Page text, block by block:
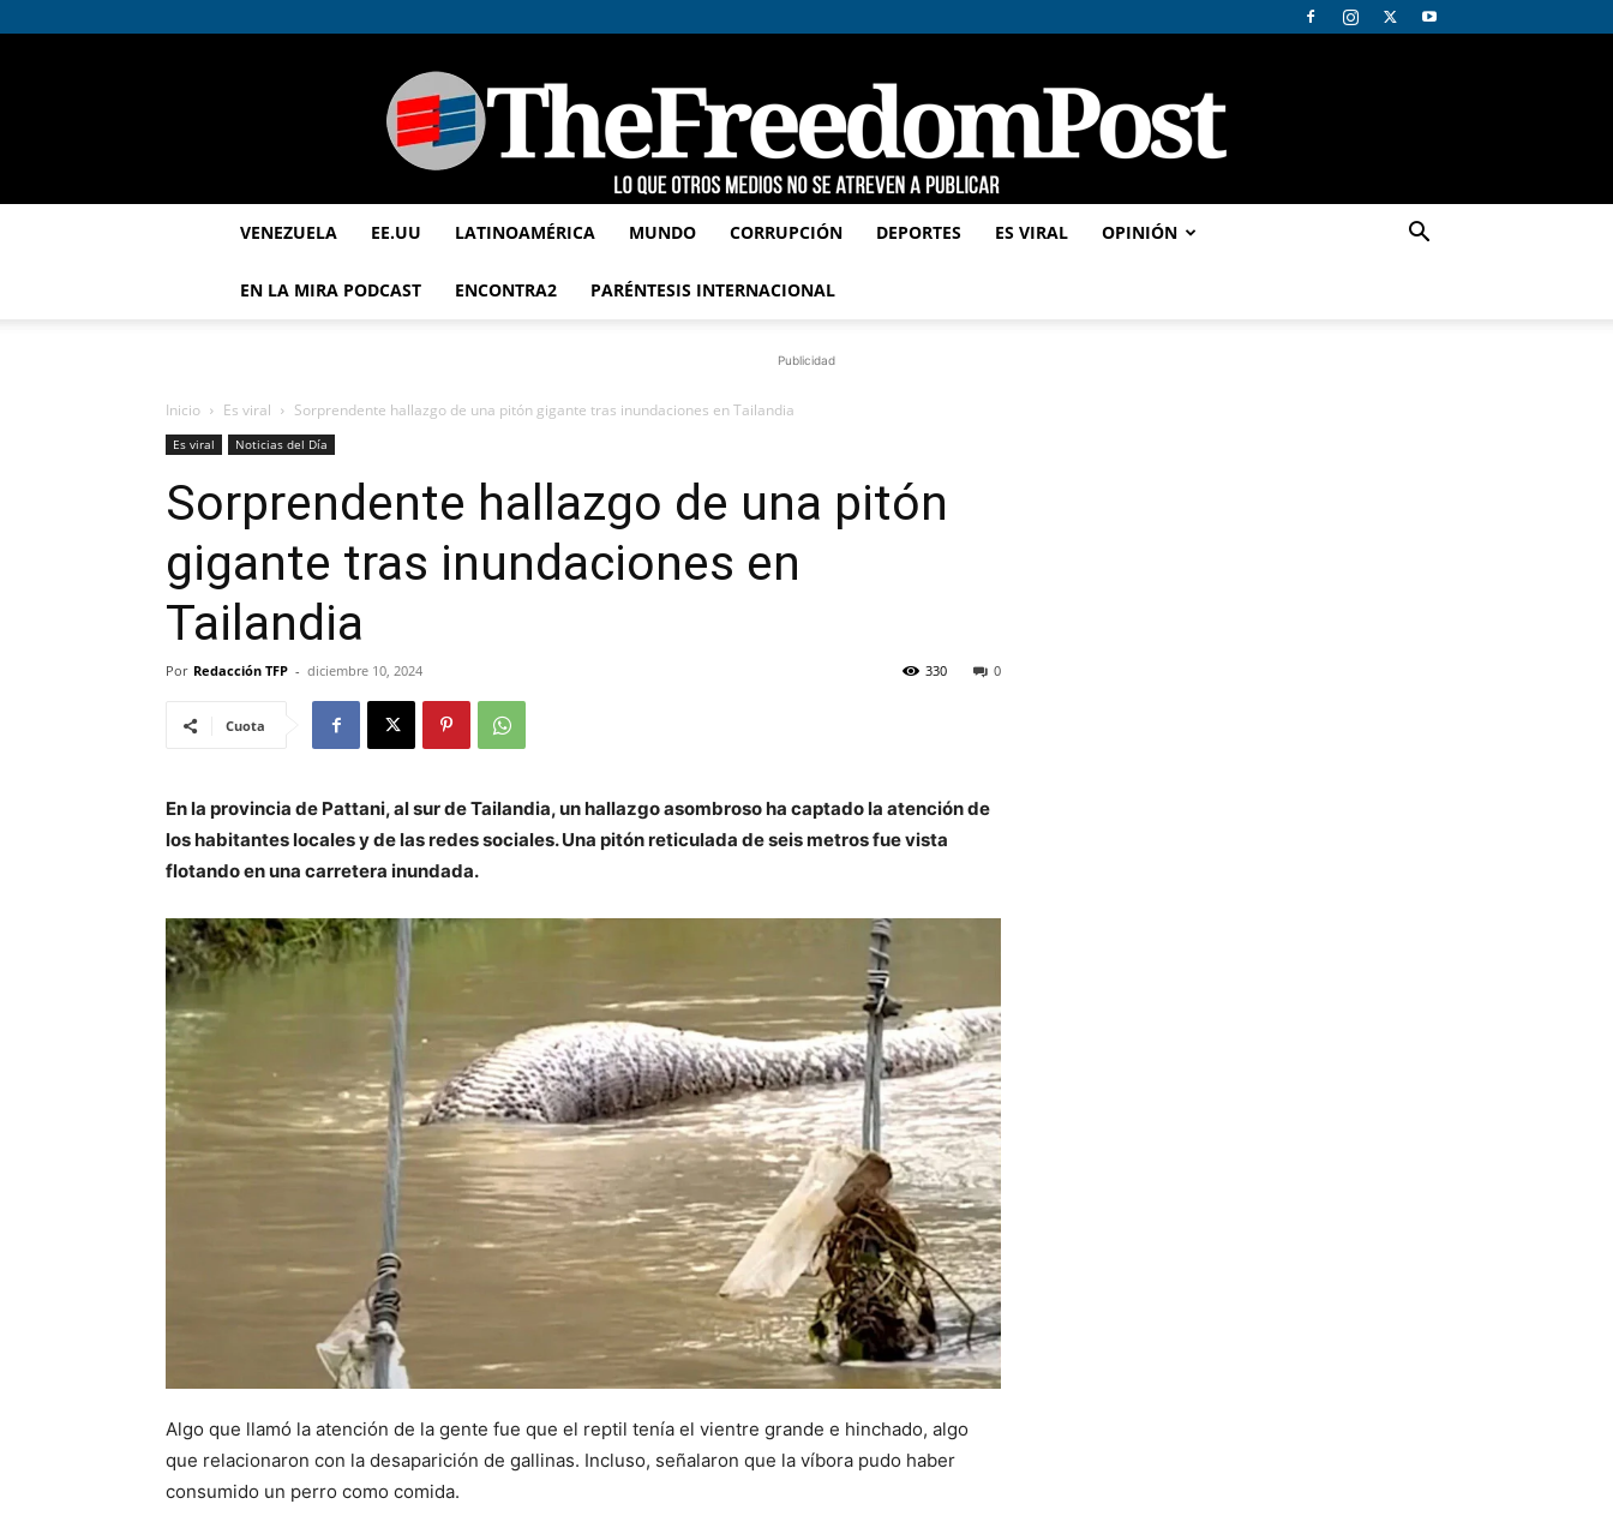
TheFreedomPost
VENEZUELA EE.UU LATINOAMÉRICA MUNDO CORRUPCIÓN DEPORTES ES VIRAL OPINIÓN
EN LA MIRA PODCAST ENCONTRA2 PARÉNTESIS INTERNACIONAL
Publicidad
Inicio Es viral Sorprendente hallazgo de una pitón gigante tras inundaciones en Tailandia
Es viral Noticias del Día
Sorprendente hallazgo de una pitón
gigante tras inundaciones en
Tailandia
Por Redacción TFP - diciembre 10, 2024 0
330
Cuota
En la provincia de Pattani, al sur de Tailandia, un hallazgo asombroso ha captado la atención de
los habitantes locales y de las redes sociales. Una pitón reticulada de seis metros fue vista
flotando en una carretera inundada.
Algo que llamó la atención de la gente fue que el reptil tenía el vientre grande e hinchado, algo
que relacionaron con la desaparición de gallinas. Incluso, señalaron que la víbora pudo haber
consumido un perro como comida.